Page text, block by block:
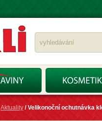
Aktuality / Velikonoční ochutnávka